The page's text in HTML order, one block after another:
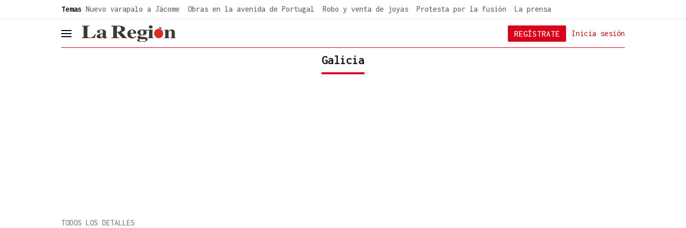
Temas Nuevo varapalo a Jácome Obras en la avenida de Portugal Robo y venta de joyas Protesta por la fusión La prensa
header.menu.open Inicia sesión
REGÍSTRATE
Galicia
TODOS LOS DETALLES